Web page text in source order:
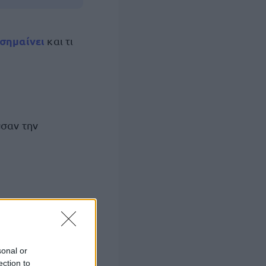
or
to
σημαίνει και τι
την